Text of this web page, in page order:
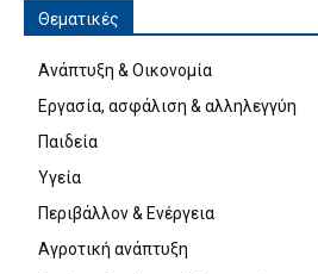
Θεματικές
Ανάπτυξη & Οικονομία
Εργασία, ασφάλιση & αλληλεγγύη
Παιδεία
Υγεία
Περιβάλλον & Ενέργεια
Αγροτική ανάπτυξη